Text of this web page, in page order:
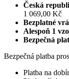
Česká
1 069,00 Kč
Bezplatné
Alespoň 1
Bezpečná
Bezpečná platba
Platba na